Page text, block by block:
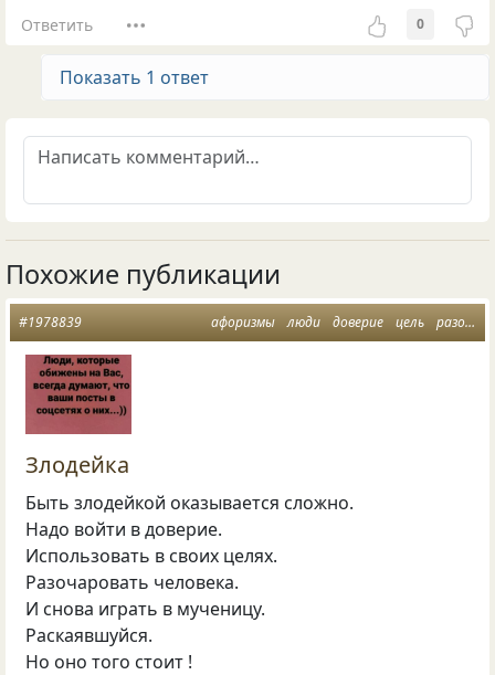
Ответить 0
Показать 1 ответ
Похожие публикации
афоризмы люди доверие цель разочарование
#1978839
Злодейка
Быть злодейкой оказывается сложно.
Надо войти в доверие.
Использовать в своих целях.
Разочаровать человека.
И снова играть в мученицу.
Раскаявшуйся.
Но оно того стоит !